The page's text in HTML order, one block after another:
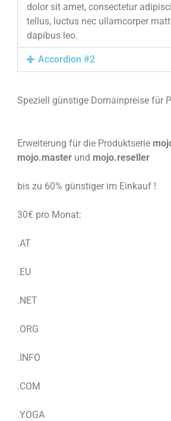
dolor sit amet, consectetur
tellus, luctus nec ullamcorper
dapibus leo.
Accordion #2
Speziell günstige Domainpreise für
Erweiterung für die Produktserie
mojo.master und mojo.reseller
bis zu 60% günstiger im Einkauf !
30€ pro Monat:
.AT
.EU
.NET
.ORG
.INFO
.COM
.YOGA